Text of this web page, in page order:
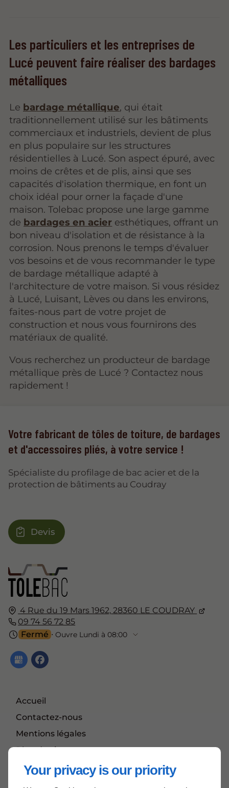
Your privacy is our priority
Les particuliers et les entreprises de
Lucé peuvent faire réaliser des bardages
métalliques
Le bardage métallique, qui était
traditionnellement utilisé sur les bâtiments
commerciaux et industriels, devient de plus
en plus populaire sur les structures
résidentielles à Lucé. Son aspect épuré, avec
moins de crêtes et de plis, ainsi que ses
capacités d'isolation thermique, en font un
choix idéal pour orner la façade d'une
maison. Tolebac propose une large gamme
de bardages en acier esthétiques, offrant un
bon niveau d'isolation et de résistance à la
corrosion. Nous prenons le temps d'évaluer
vos besoins et de vous recommander le type
de bardage métallique adapté à
l'architecture de votre maison. Si vous résidez
à Lucé, Luisant, Lèves ou dans les environs,
faites-nous part de votre projet de
construction et nous vous fournirons des
matériaux de qualité.
Vous recherchez un producteur de bardage
métallique près de Lucé ? Contactez nous
rapidement !
4 Rue du 19 Mars 1962, 28360 LE COUDRAY
09 74 56 72 85
Fermé ⋅ Ouvre Lundi à 08:00
Accueil
Contactez-nous
Mentions légales
Plan du site
Votre fabricant de tôles de toiture, de bardages
et d'accessoires pliés, à votre service !
Spécialiste du profilage de bac acier et de la
protection de bâtiments au Coudray
Devis